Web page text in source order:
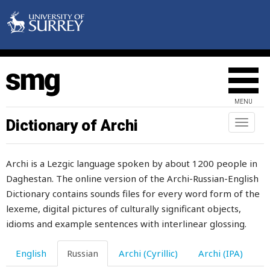
MENU
Toggle
Dictionary of Archi
Archi is a Lezgic language spoken by about 1200 people in
Daghestan. The online version of the Archi-Russian-English
Dictionary contains sounds files for every word form of the
lexeme, digital pictures of culturally significant objects,
idioms and example sentences with interlinear glossing.
English Russian Archi (Cyrillic) Archi (IPA)
гавкать
газель
газета
галка
галоп
гашник